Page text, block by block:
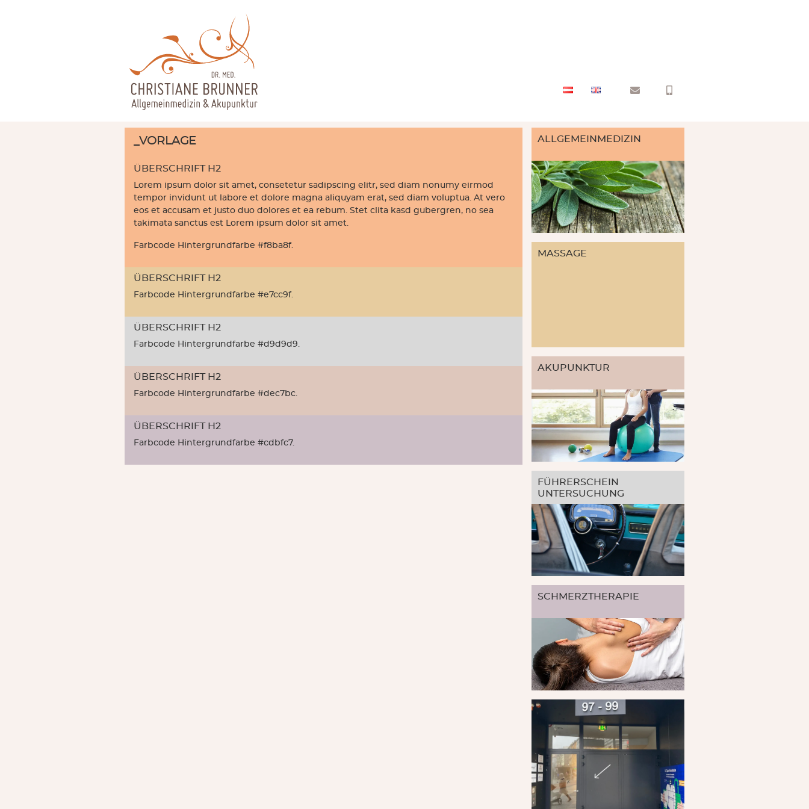
_VORLAGE
ÜBERSCHRIFT H2
Lorem ipsum dolor sit amet, consetetur sadipscing elitr, sed diam nonumy eirmod
tempor invidunt ut labore et dolore magna aliquyam erat, sed diam voluptua. At vero
eos et accusam et justo duo dolores et ea rebum. Stet clita kasd gubergren, no sea
takimata sanctus est Lorem ipsum dolor sit amet.
Farbcode Hintergrundfarbe #f8ba8f.
ÜBERSCHRIFT H2
Farbcode Hintergrundfarbe #e7cc9f.
ÜBERSCHRIFT H2
Farbcode Hintergrundfarbe #d9d9d9.
ÜBERSCHRIFT H2
Farbcode Hintergrundfarbe #dec7bc.
ÜBERSCHRIFT H2
Farbcode Hintergrundfarbe #cdbfc7.
ALLGEMEINMEDIZIN
MASSAGE
AKUPUNKTUR
FÜHRERSCHEIN
UNTERSUCHUNG
SCHMERZTHERAPIE